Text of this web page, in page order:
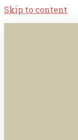
Skip to content